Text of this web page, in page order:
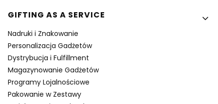
GIFTING AS A SERVICE
Nadruki i Znakowanie
Personalizacja Gadżetów
Dystrybucja i Fulfillment
Magazynowanie Gadżetów
Programy Lojalnościowe
Pakowanie w Zestawy